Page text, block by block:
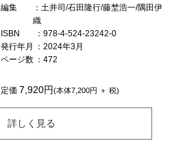
編集
：土井司/石田隆行/藤埜浩一/隅田伊
織
ISBN
：978-4-524-23242-0
発行年月
：2024年3月
ページ数 ：472
定価7,920円(本体7,200円 ＋ 税)
詳しく見る